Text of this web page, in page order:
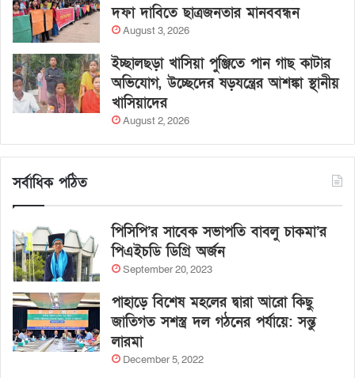
দফা দাবিতে ছাত্রজনতার মানববন্ধন
August 3, 2026
ইচ্ছালছড়া খাসিয়া পুঞ্জিতে পান গাছ কাটার
অভিযোগ, উচ্ছেদের ষড়যন্ত্রের আশঙ্কা স্থানীয়
খাসিয়াদের
August 2, 2026
সর্বাধিক পঠিত
পিসিপি’র সাবেক সভাপতি বাবলু চাকমা’র
পিএইচডি ডিগ্রি অর্জন
September 20, 2023
পাহাড়ে বিশেষ মহলের দ্বারা আরো কিছু
জাতিগত সশস্ত্র দল গঠনের পর্যায়ে: সন্তু
লারমা
December 5, 2022